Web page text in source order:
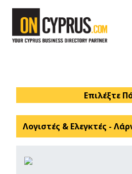
Επιλέξτε
Λογιστές & Ελεγκτές -